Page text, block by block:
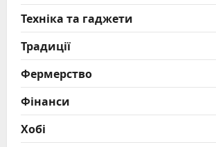
Техніка та гаджети
Традиції
Фермерство
Фінанси
Хобі